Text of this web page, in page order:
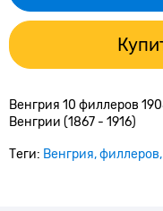
Венгрия 10 филлеров
Венгрии (1867 - 1916)
Теги: Венгрия филлеров